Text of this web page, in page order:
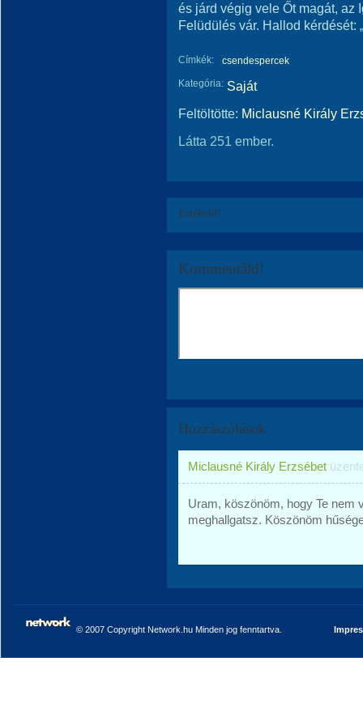
és járd végig vele Őt magát, az
Felüdülés vár. Hallod kérdését:
Címkék:
csendespercek
Kategória: Saját
Feltöltötte: Miclausné Király
Látta 251 ember.
Értékeld!
Kommentáld!
Hozzászólások
Miclausné Király Erzsébet
Uram, köszönöm, hogy Te nem
meghallgatsz. Köszönöm
© 2007 Copyright Network.hu Minden jog fenntartva.